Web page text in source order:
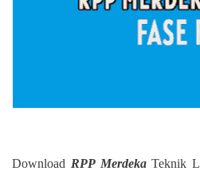
Download RPP MerdekaTeknik